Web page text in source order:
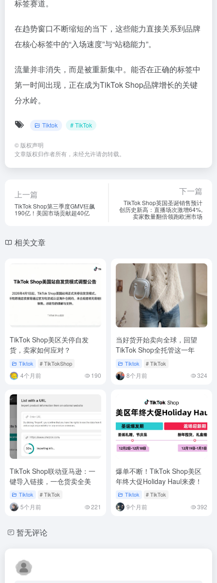
标签赛道。
在趋势窗口不断缩短的当下，这些能力直接关系到品牌
在核心标签中的“入场速度”与“站稳能力”。
流量并非消失，而是被重新集中。能否在正确的标签中
第一时间出现，正在成为TikTok Shop品牌增长的关键
分水岭。
Tiktok # TikTok
© 版权声明
文章版权归作者所有，未经允许请勿转载。
上一篇
TikTok Shop第三季度GMV狂飙
190亿！美国市场贡献超40亿
下一篇
TikTok Shop英国圣诞销售预计
创历史新高：直播场次激增64%,
卖家数量翻倍领跑欧洲市场
相关文章
TikTok Shop美区关停自发
货，卖家如何应对？
Tiktok # TikTokShop
4个月前 190
当好货开始卖向全球，回望
TikTok Shop全托管这一年
Tiktok # TikTok
8个月前 324
TikTok Shop联动亚马逊：一
键导入链接，一仓货卖全美
Tiktok # TikTok
5个月前 221
爆单不断！TikTok Shop美区
年终大促Holiday Haul来袭！
Tiktok # TikTok
9个月前 392
暂无评论